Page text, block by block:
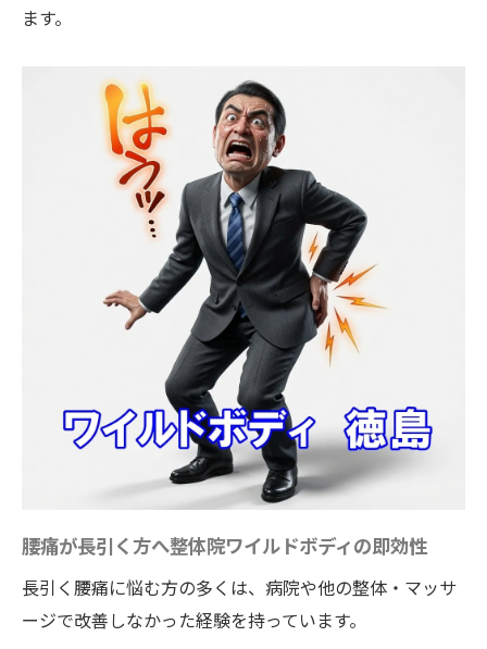
ます。
腰痛が長引く方へ整体院ワイルドボディの即効性
長引く腰痛に悩む方の多くは、病院や他の整体・マッサ
ージで改善しなかった経験を持っています。